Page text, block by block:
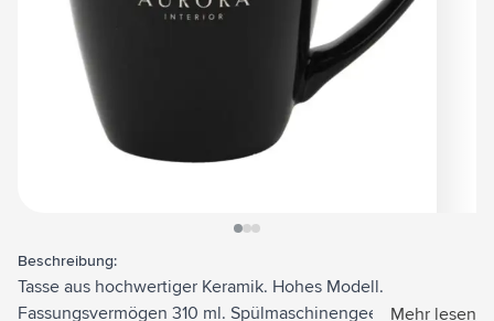
Beschreibung:
Tasse aus hochwertiger Keramik. Hohes Modell.
Fassungsvermögen 310 ml. Spülmaschinengeeignet. Der
Mehr lesen